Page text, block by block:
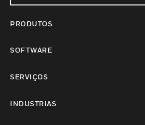
PRODUTOS
SOFTWARE
SERVIÇOS
INDUSTRIAS